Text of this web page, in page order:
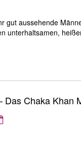
gut aussehende
unterhaltsamen,
Das Chaka Khan